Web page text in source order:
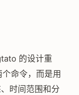
的设计重
个命令，而是用
时间范围和分